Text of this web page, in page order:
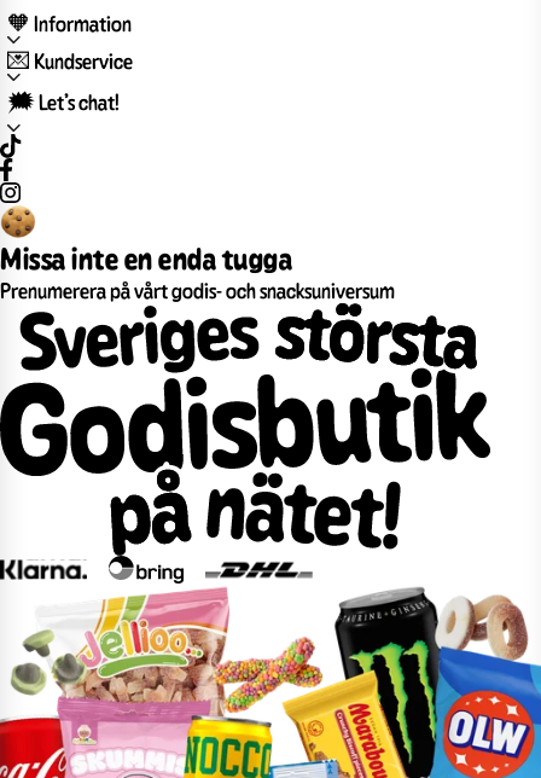
🧡 Information
💌 Kundservice
🗯️ Let’s chat!
Missa inte en enda tugga
Prenumerera på vårt godis- och snacksuniversum